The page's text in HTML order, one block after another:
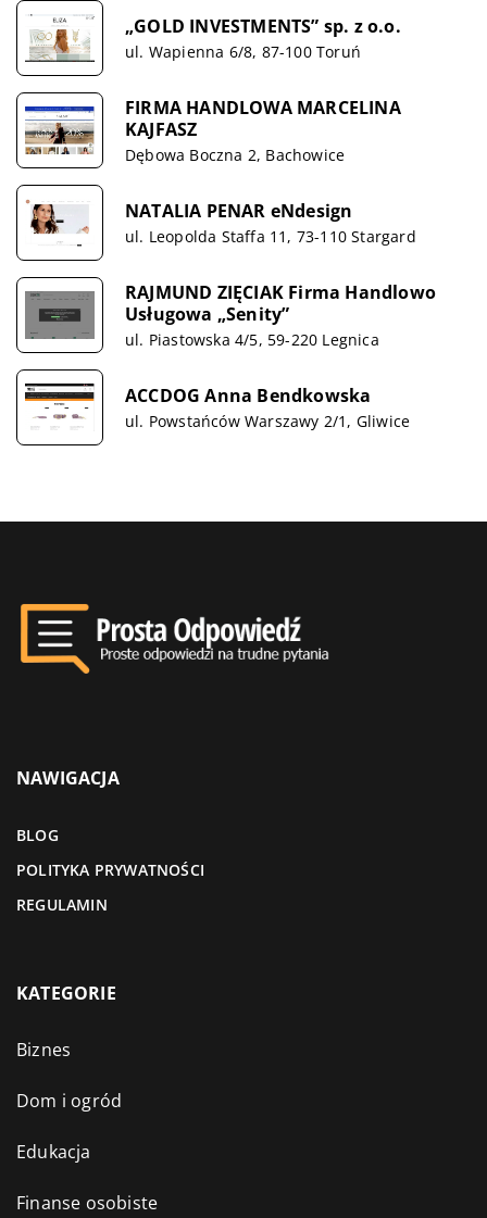
„GOLD INVESTMENTS” sp. z o.o.
ul. Wapienna 6/8, 87-100 Toruń
FIRMA HANDLOWA MARCELINA
KAJFASZ
Dębowa Boczna 2, Bachowice
NATALIA PENAR eNdesign
ul. Leopolda Staffa 11, 73-110 Stargard
RAJMUND ZIĘCIAK Firma Handlowo
Usługowa „Senity”
ul. Piastowska 4/5, 59-220 Legnica
ACCDOG Anna Bendkowska
ul. Powstańców Warszawy 2/1, Gliwice
NAWIGACJA
BLOG
POLITYKA PRYWATNOŚCI
REGULAMIN
KATEGORIE
Biznes
Dom i ogród
Edukacja
Finanse osobiste